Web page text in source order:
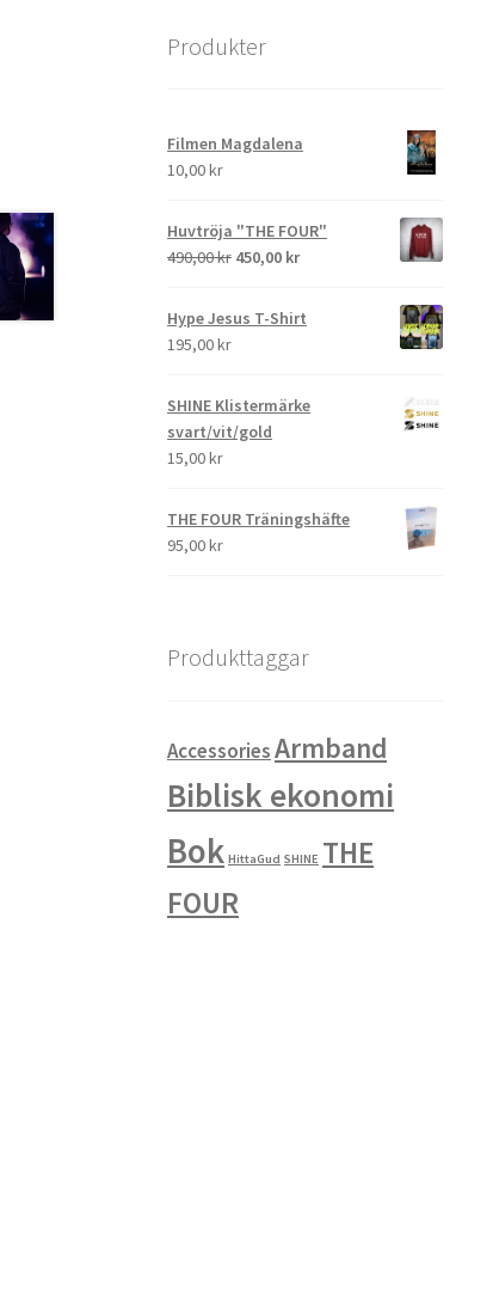
Produkter
Filmen Magdalena
10,00kr
Huvtröja "THE FOUR"
490,00kr 450,00 kr
Hype Jesus T-Shirt
195,00kr
SHINE Klistermärke
svart/vit/gold
15,00kr
THE FOUR Träningshäfte
95,00kr
Produkttaggar
AccessoriesArmband
Biblisk ekonomi
Bok HittaGud SHINE THE
FOUR